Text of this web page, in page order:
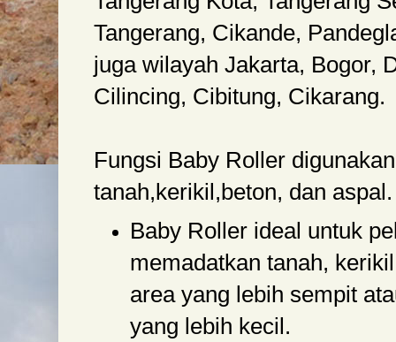
Tangerang, Cikande,
juga wilayah Jakarta, Bogor,
Cilincing, Cibitung, Cikarang.
Fungsi Baby Roller
tanah,kerikil,beton, dan aspal.
Baby Roller ideal untuk
memadatkan tanah,
area yang lebih sempit
yang lebih kecil.